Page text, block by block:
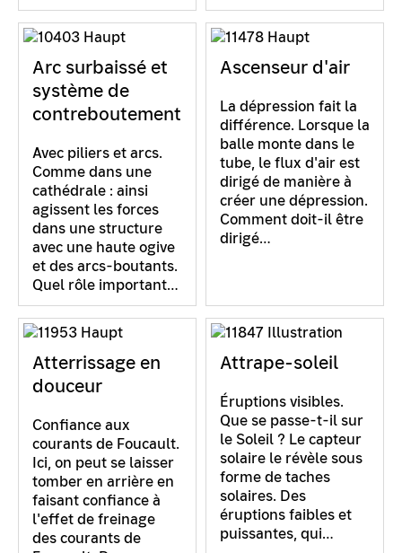
Arc surbaissé et
système de
contreboutement
Avec piliers et arcs.
Comme dans une
cathédrale : ainsi
agissent les forces
dans une structure
avec une haute ogive
et des arcs-boutants.
Quel rôle important…
Ascenseur d'air
La dépression fait la
différence. Lorsque la
balle monte dans le
tube, le flux d'air est
dirigé de manière à
créer une dépression.
Comment doit-il être
dirigé…
Atterrissage en
douceur
Confiance aux
courants de Foucault.
Ici, on peut se laisser
tomber en arrière en
faisant confiance à
l'effet de freinage
des courants de
Attrape-soleil
Éruptions visibles.
Que se passe-t-il sur
le Soleil ? Le capteur
solaire le révèle sous
forme de taches
solaires. Des
éruptions faibles et
puissantes, qui…